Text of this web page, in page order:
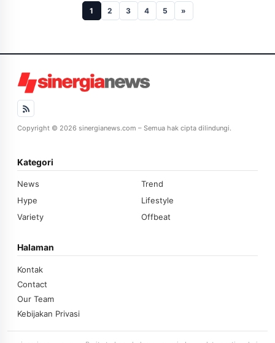
1 2 3 4 5 »
Copyright © 2026 sinergianews.com – Semua hak cipta dilindungi.
Kategori
News
Trend
Hype
Lifestyle
Variety
Offbeat
Halaman
Kontak
Contact
Our Team
Kebijakan Privasi